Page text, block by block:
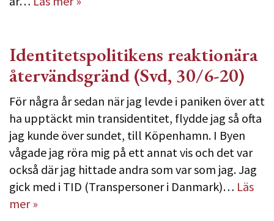
Identitetspolitikens reaktionära
återvändsgränd (Svd, 30/6-20)
För några år sedan när jag levde i paniken över att
ha upptäckt min transidentitet, flydde jag så ofta
jag kunde över sundet, till Köpenhamn. I Byen
vågade jag röra mig på ett annat vis och det var
också där jag hittade andra som var som jag. Jag
gick med i TID (Transpersoner i Danmark)… Läs
mer »